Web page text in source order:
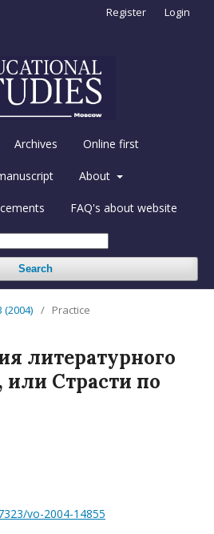
Archives Online first
About
FAQ's about website
Search
Register Login
(2004) / Practice
литературного
или Страсти по
vo-2004-14855